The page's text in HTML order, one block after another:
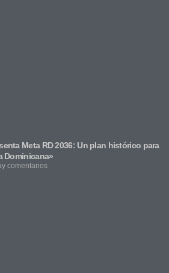
Meta RD 2036: Un plan histórico para
Dominicana»
comentarios